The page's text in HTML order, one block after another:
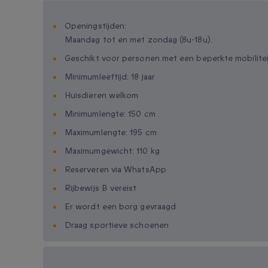
Openingstijden:
Maandag tot en met zondag (8u-18u).
Geschikt voor personen met een beperkte
Minimumleeftijd: 18 jaar
Huisdieren welkom
Minimumlengte: 150 cm
Maximumlengte: 195 cm
Maximumgewicht: 110 kg
Reserveren via WhatsApp
Rijbewijs B vereist
Er wordt een borg gevraagd
Draag sportieve schoenen